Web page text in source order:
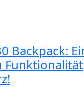
Backpack:
Funktionalität